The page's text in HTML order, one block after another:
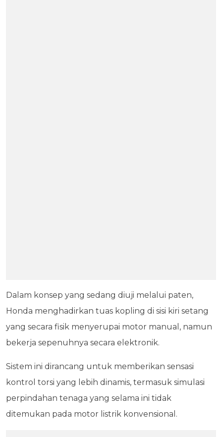
Dalam konsep yang sedang diuji melalui paten,
Honda menghadirkan tuas kopling di sisi kiri setang
yang secara fisik menyerupai motor manual, namun
bekerja sepenuhnya secara elektronik.
Sistem ini dirancang untuk memberikan sensasi
kontrol torsi yang lebih dinamis, termasuk simulasi
perpindahan tenaga yang selama ini tidak
ditemukan pada motor listrik konvensional.